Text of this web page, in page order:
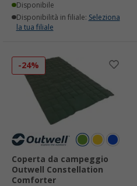
Disponibile
Disponibilità in filiale: Seleziona
la tua filiale
-24%
Coperta da campeggio
Outwell Constellation
Comforter